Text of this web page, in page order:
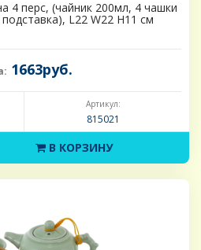
4 перс, (чайник 200мл, 4 чашки
L22 W22 H11 см
1663руб.
Артикул:
815021
В КОРЗИНУ